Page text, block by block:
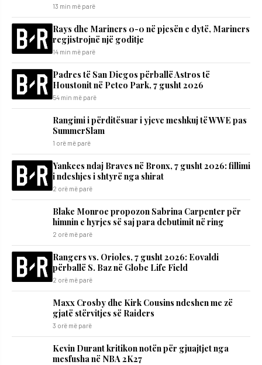
13 min më parë
Rays dhe Mariners 0-0 në pjesën e dytë, Mariners
regjistrojnë një goditje
14 min më parë
Padres të San Diegos përballë Astros të
Houstonit në Petco Park, 7 gusht 2026
54 min më parë
Rangimi i përditësuar i yjeve meshkuj të WWE pas
SummerSlam
1 orë më parë
Yankees ndaj Braves në Bronx, 7 gusht 2026: fillimi
i ndeshjes i shtyrë nga shirat
2 orë më parë
Blake Monroe propozon Sabrina Carpenter për
himnin e hyrjes së saj para debutimit në ring
2 orë më parë
Rangers vs. Orioles, 7 gusht 2026: Eovaldi
përballë S. Baz në Globe Life Field
2 orë më parë
Maxx Crosby dhe Kirk Cousins ndeshen me zë
gjatë stërvitjes së Raiders
3 orë më parë
Kevin Durant kritikon notën për gjuajtjet nga
mesfusha në NBA 2K27